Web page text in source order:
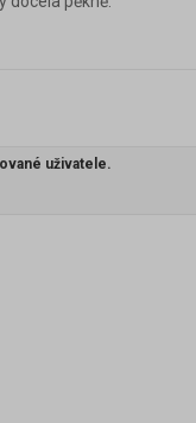
uživatele.